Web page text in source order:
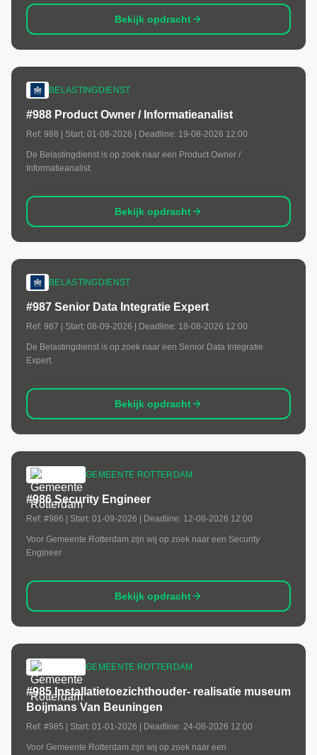
Bekijk opdracht
BELASTINGDIENST
#988 Product Owner / Informatieanalist
Ref: 988 | Start: 01-08-2026 | Deadline: 19-08-2026 12:00
De Belastingdienst is op zoek naar een Product Owner /
Informatieanalist.
Bekijk opdracht
BELASTINGDIENST
#987 Senior Data Integratie Expert
Ref: 987 | Start: 08-09-2026 | Deadline: 18-08-2026 12:00
De Belastingdienst is op zoek naar een Senior Data Integratie
Expert.
Bekijk opdracht
GEMEENTE ROTTERDAM
#986 Security Engineer
Ref: #986 | Start: 01-09-2026 | Deadline: 12-08-2026 12:00
Voor Gemeente Rotterdam zijn wij op zoek naar een Security
Engineer
Bekijk opdracht
GEMEENTE ROTTERDAM
#985 Installatietoezichthouder- realisatie museum
Boijmans Van Beuningen
Ref: #985 | Start: 01-01-2026 | Deadline: 24-08-2026 12:00
Voor Gemeente Rotterdam zijn wij op zoek naar een